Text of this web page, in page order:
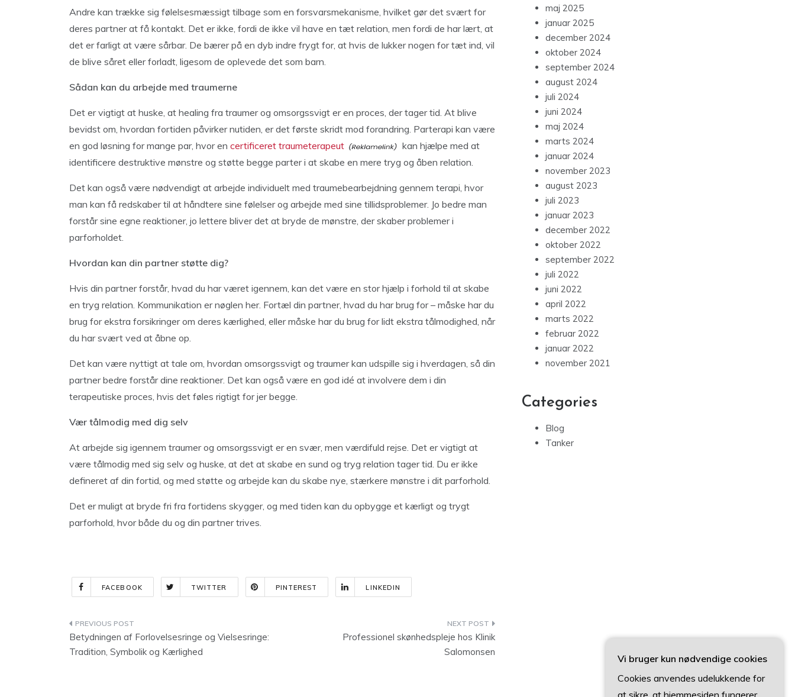
Andre kan trække sig følelsesmæssigt tilbage som en forsvarsmekanisme, hvilket gør det svært for
deres partner at få kontakt. Det er ikke, fordi de ikke vil have en tæt relation, men fordi de har lært, at
det er farligt at være sårbar. De bærer på en dyb indre frygt for, at hvis de lukker nogen for tæt ind, vil
de blive såret eller forladt, ligesom de oplevede det som barn.
Sådan kan du arbejde med traumerne
Det er vigtigt at huske, at healing fra traumer og omsorgssvigt er en proces, der tager tid. At blive
bevidst om, hvordan fortiden påvirker nutiden, er det første skridt mod forandring. Parterapi kan være
en god løsning for mange par, hvor en certificeret traumeterapeut
kan hjælpe med at
identificere destruktive mønstre og støtte begge parter i at skabe en mere tryg og åben relation.
Det kan også være nødvendigt at arbejde individuelt med traumebearbejdning gennem terapi, hvor
man kan få redskaber til at håndtere sine følelser og arbejde med sine tillidsproblemer. Jo bedre man
forstår sine egne reaktioner, jo lettere bliver det at bryde de mønstre, der skaber problemer i
parforholdet.
Hvordan kan din partner støtte dig?
Hvis din partner forstår, hvad du har været igennem, kan det være en stor hjælp i forhold til at skabe
en tryg relation. Kommunikation er nøglen her. Fortæl din partner, hvad du har brug for – måske har du
brug for ekstra forsikringer om deres kærlighed, eller måske har du brug for lidt ekstra tålmodighed, når
du har svært ved at åbne op.
Det kan være nyttigt at tale om, hvordan omsorgssvigt og traumer kan udspille sig i hverdagen, så din
partner bedre forstår dine reaktioner. Det kan også være en god idé at involvere dem i din
terapeutiske proces, hvis det føles rigtigt for jer begge.
Vær tålmodig med dig selv
At arbejde sig igennem traumer og omsorgssvigt er en svær, men værdifuld rejse. Det er vigtigt at
være tålmodig med sig selv og huske, at det at skabe en sund og tryg relation tager tid. Du er ikke
defineret af din fortid, og med støtte og arbejde kan du skabe nye, stærkere mønstre i dit parforhold.
Det er muligt at bryde fri fra fortidens skygger, og med tiden kan du opbygge et kærligt og trygt
parforhold, hvor både du og din partner trives.
FACEBOOK TWITTER PINTEREST LINKEDIN
Indlægsnavigation
Betydningen af Forlovelsesringe og Vielsesringe:
Tradition, Symbolik og Kærlighed
Professionel skønhedspleje hos Klinik
Salomonsen
maj 2025
januar 2025
december 2024
oktober 2024
september 2024
august 2024
juli 2024
juni 2024
maj 2024
marts 2024
januar 2024
november 2023
august 2023
juli 2023
januar 2023
december 2022
oktober 2022
september 2022
juli 2022
juni 2022
april 2022
marts 2022
februar 2022
januar 2022
november 2021
Categories
Blog
Tanker
Vi bruger kun nødvendige cookies
Cookies anvendes udelukkende for
at sikre, at hjemmesiden fungerer